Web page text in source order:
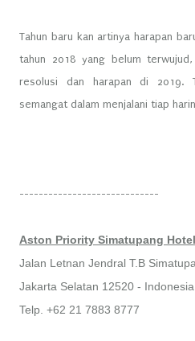
Tahun baru kan artinya harapan
tahun 2018 yang belum
resolusi dan harapan di 2019.
semangat dalam menjalani tiap
-----------------------------
Aston Priority Simatupang
Jalan Letnan Jendral T.B
Jakarta Selatan 12520 - Indonesia
Telp. +62 21 7883 8777